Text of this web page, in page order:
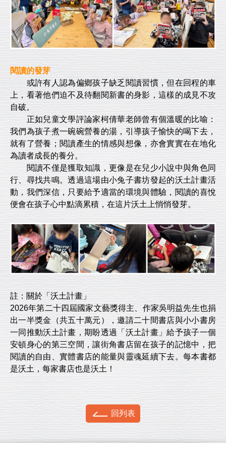
回列表
閱讀的發芽
或許有人認為偏鄉孩子缺乏閱讀習慣，但在回程的車
上，看著他們迫不及待翻閱新書的身影，這樣的成見不攻
自破。
正如兒童文學評論家柯倩華老師曾有個溫暖的比喻：
我們為孩子煮一碗碗營養的湯，引導孩子愉快的喝下去，
就有了營養；閱讀產生的情感與想像，亦會實實在在地化
為讀者成長的養分。
閱讀不僅是獲取知識，更像是在兒少小說中與角色同
行、尋找共鳴。透過這場由小兔子書坊發起的沃土計畫活
動，我們深信，只要給予適當的環境與體驗，閱讀的喜悅
便會在孩子心中點滴累積，在這片沃土上悄悄發芽。
註：關於「沃土計畫」
2026年第二十四屆國家文藝獎得主、作家吳明益先生也捐
出一半獎金（共五十萬元），邀請二十間書店與小小書房
一同推動沃土計畫，期盼透過「沃土計畫」給予孩子一個
安頓身心的第三空間，讓街角書店留在孩子的記憶中，把
閱讀的自由、實體書店的能量與靈魂延續下去。每本書都
是沃土，每家書店也是沃土！